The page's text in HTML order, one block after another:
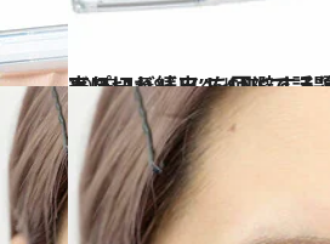
2025.11.8
売り切れ続出！ SNSで話題のセザンヌ“ババアの粉”の正体とは？ “粉っぽ
ビューティ＆ヘルス